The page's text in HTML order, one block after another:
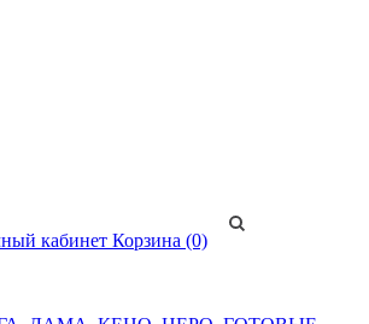
кабинет Корзина (0)